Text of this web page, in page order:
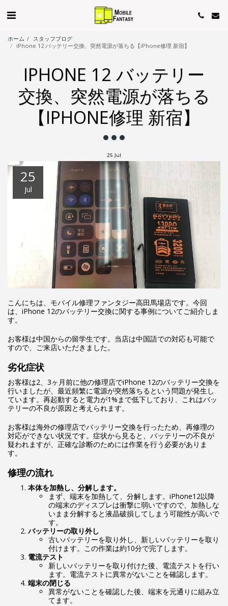
ホーム
スタッフブログ
iPhone 12 バッテリー交換、突然電源が落ちる【iPhone修理 新宿】
IPHONE 12 バッテリー
交換、突然電源が落ちる
【IPHONE修理 新宿】
25 Jul
25
Jul
こんにちは、モバイル修理ファンタジー高田馬場店です。今回
は、iPhone 12のバッテリー交換に関する事例についてご紹介しま
す。
お客様は中国からの留学生です。当店は中国語での対応も可能で
すので、ご来店いただきました。
劣化症状
お客様は2、3ヶ月前に他の修理店でiPhone 12のバッテリー交換を
行いましたが、最近頻繁に電源が突然落ちるという問題が発生し
ています。再起動すると電力が1%まで低下しており、これはバッ
テリーの不良が原因と考えられます。
お客様は海外の修理店でバッテリー交換を行ったため、再修理の
対応ができない状況です。症状から見ると、バッテリーの不良が
疑われますが、正確な診断のためには作業を行う必要がありま
す。
修理の流れ
本体を加熱し、分解します。
まず、端末を加熱して、分解します。iPhone12以降
の端末のディスプレは衝撃に弱いですので、加熱しな
いまま分解すると液晶破損してしまう可能性が高いで
す。
バッテリーの取り外し
古いバッテリーを取り外し、新しいバッテリーを取り
付けます。この作業は約10分で完了します。
電流テスト
新しいバッテリーを取り付けた後、電流テストを行い
ます。電流テストに異常がないことを確認します。
端末の閉じる
異常がないことを確認した後、端末を元通りに組み立
てます。